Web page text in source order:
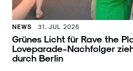
NEWS 31. JUL 2026
Grünes Licht für Rave the
Loveparade-Nachfolger
durch Berlin